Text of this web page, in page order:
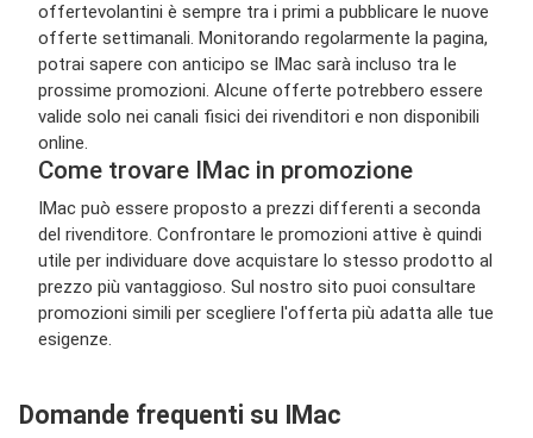
offertevolantini è sempre tra i primi a pubblicare le nuove
offerte settimanali. Monitorando regolarmente la pagina,
potrai sapere con anticipo se IMac sarà incluso tra le
prossime promozioni. Alcune offerte potrebbero essere
valide solo nei canali fisici dei rivenditori e non disponibili
online.
Come trovare IMac in promozione
IMac può essere proposto a prezzi differenti a seconda
del rivenditore. Confrontare le promozioni attive è quindi
utile per individuare dove acquistare lo stesso prodotto al
prezzo più vantaggioso. Sul nostro sito puoi consultare
promozioni simili per scegliere l'offerta più adatta alle tue
esigenze.
Domande frequenti su IMac